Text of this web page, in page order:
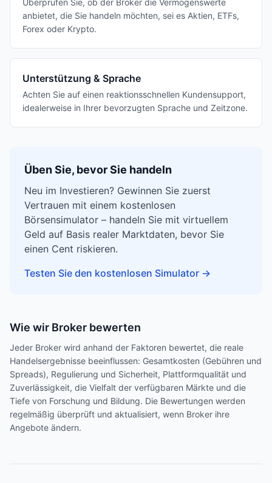
Überprüfen Sie, ob der Broker die Vermögenswerte
anbietet, die Sie handeln möchten, sei es Aktien, ETFs,
Forex oder Krypto.
Unterstützung & Sprache
Achten Sie auf einen reaktionsschnellen Kundensupport,
idealerweise in Ihrer bevorzugten Sprache und Zeitzone.
Üben Sie, bevor Sie handeln
Neu im Investieren? Gewinnen Sie zuerst
Vertrauen mit einem kostenlosen
Börsensimulator – handeln Sie mit virtuellem
Geld auf Basis realer Marktdaten, bevor Sie
einen Cent riskieren.
Testen Sie den kostenlosen Simulator →
Wie wir Broker bewerten
Jeder Broker wird anhand der Faktoren bewertet, die reale
Handelsergebnisse beeinflussen: Gesamtkosten (Gebühren und
Spreads), Regulierung und Sicherheit, Plattformqualität und
Zuverlässigkeit, die Vielfalt der verfügbaren Märkte und die
Tiefe von Forschung und Bildung. Die Bewertungen werden
regelmäßig überprüft und aktualisiert, wenn Broker ihre
Angebote ändern.